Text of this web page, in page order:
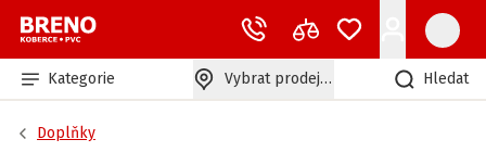
Kategorie Vybrat prodejnu Hledat
Doplňky